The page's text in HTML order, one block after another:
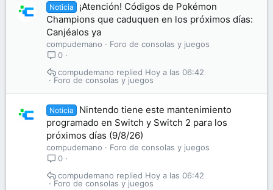
Noticia
¡Atención! Códigos de Pokémon
Champions que caduquen en los próximos días:
Canjéalos ya
compudemano
Foro de consolas y juegos
0
Foro de consolas y juegos
Hoy a las 06:42
compudemano
Noticia
Nintendo tiene este mantenimiento
programado en Switch y Switch 2 para los
próximos días (9/8/26)
compudemano
Foro de consolas y juegos
0
Foro de consolas y juegos
Hoy a las 06:42
compudemano